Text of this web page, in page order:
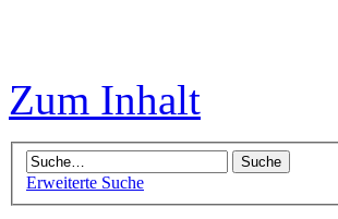
Zum Inhalt
Erweiterte Suche